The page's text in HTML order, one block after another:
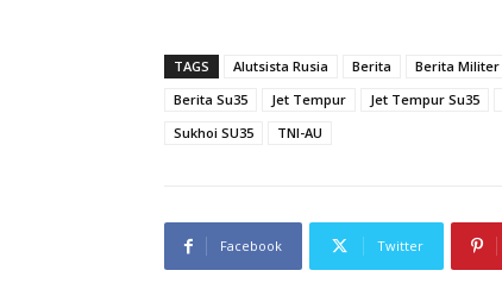
TAGS Alutsista Rusia Berita Berita Militer
Berita Su35
Jet Tempur Jet Tempur Su35
Sukhoi SU35
TNI-AU
Facebook Twitter